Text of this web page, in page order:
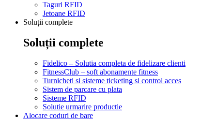
Taguri RFID
Jetoane RFID
Soluții complete
Soluții complete
Fidelico – Solutia completa de fidelizare clienti
FitnessClub – soft abonamente fitness
Turnicheti si sisteme ticketing si control acces
Sistem de parcare cu plata
Sisteme RFID
Solutie urmarire productie
Alocare coduri de bare